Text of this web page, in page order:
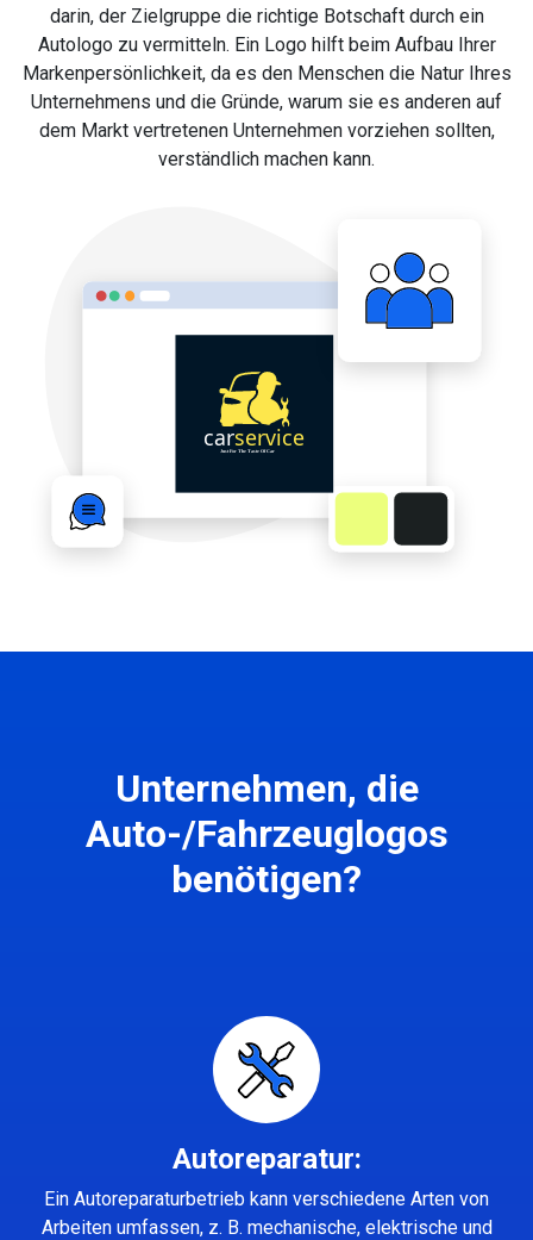
darin, der Zielgruppe die richtige Botschaft durch ein
Autologo zu vermitteln. Ein Logo hilft beim Aufbau Ihrer
Markenpersönlichkeit, da es den Menschen die Natur Ihres
Unternehmens und die Gründe, warum sie es anderen auf
dem Markt vertretenen Unternehmen vorziehen sollten,
verständlich machen kann.
Unternehmen, die
Auto-/Fahrzeuglogos
benötigen?
Autoreparatur:
Ein Autoreparaturbetrieb kann verschiedene Arten von
Arbeiten umfassen, z. B. mechanische, elektrische und